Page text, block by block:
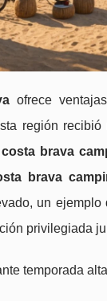
ofrece
región
brava
brava
un ejemplo
privilegiada
temporada